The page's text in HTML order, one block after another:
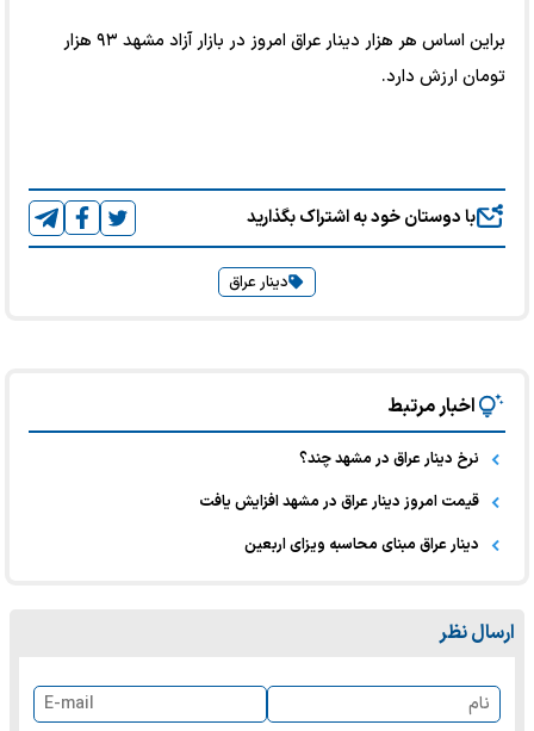
براین اساس هر هزار دینار عراق امروز در بازار آزاد مشهد ۹۳ هزار
تومان ارزش دارد.
با دوستان خود به اشتراک بگذارید
دینار عراق
اخبار مرتبط
نرخ دینار عراق در مشهد چند؟
قیمت امروز دینار عراق در مشهد افزایش یافت
دینار عراق مبنای محاسبه ویزای اربعین
ارسال نظر